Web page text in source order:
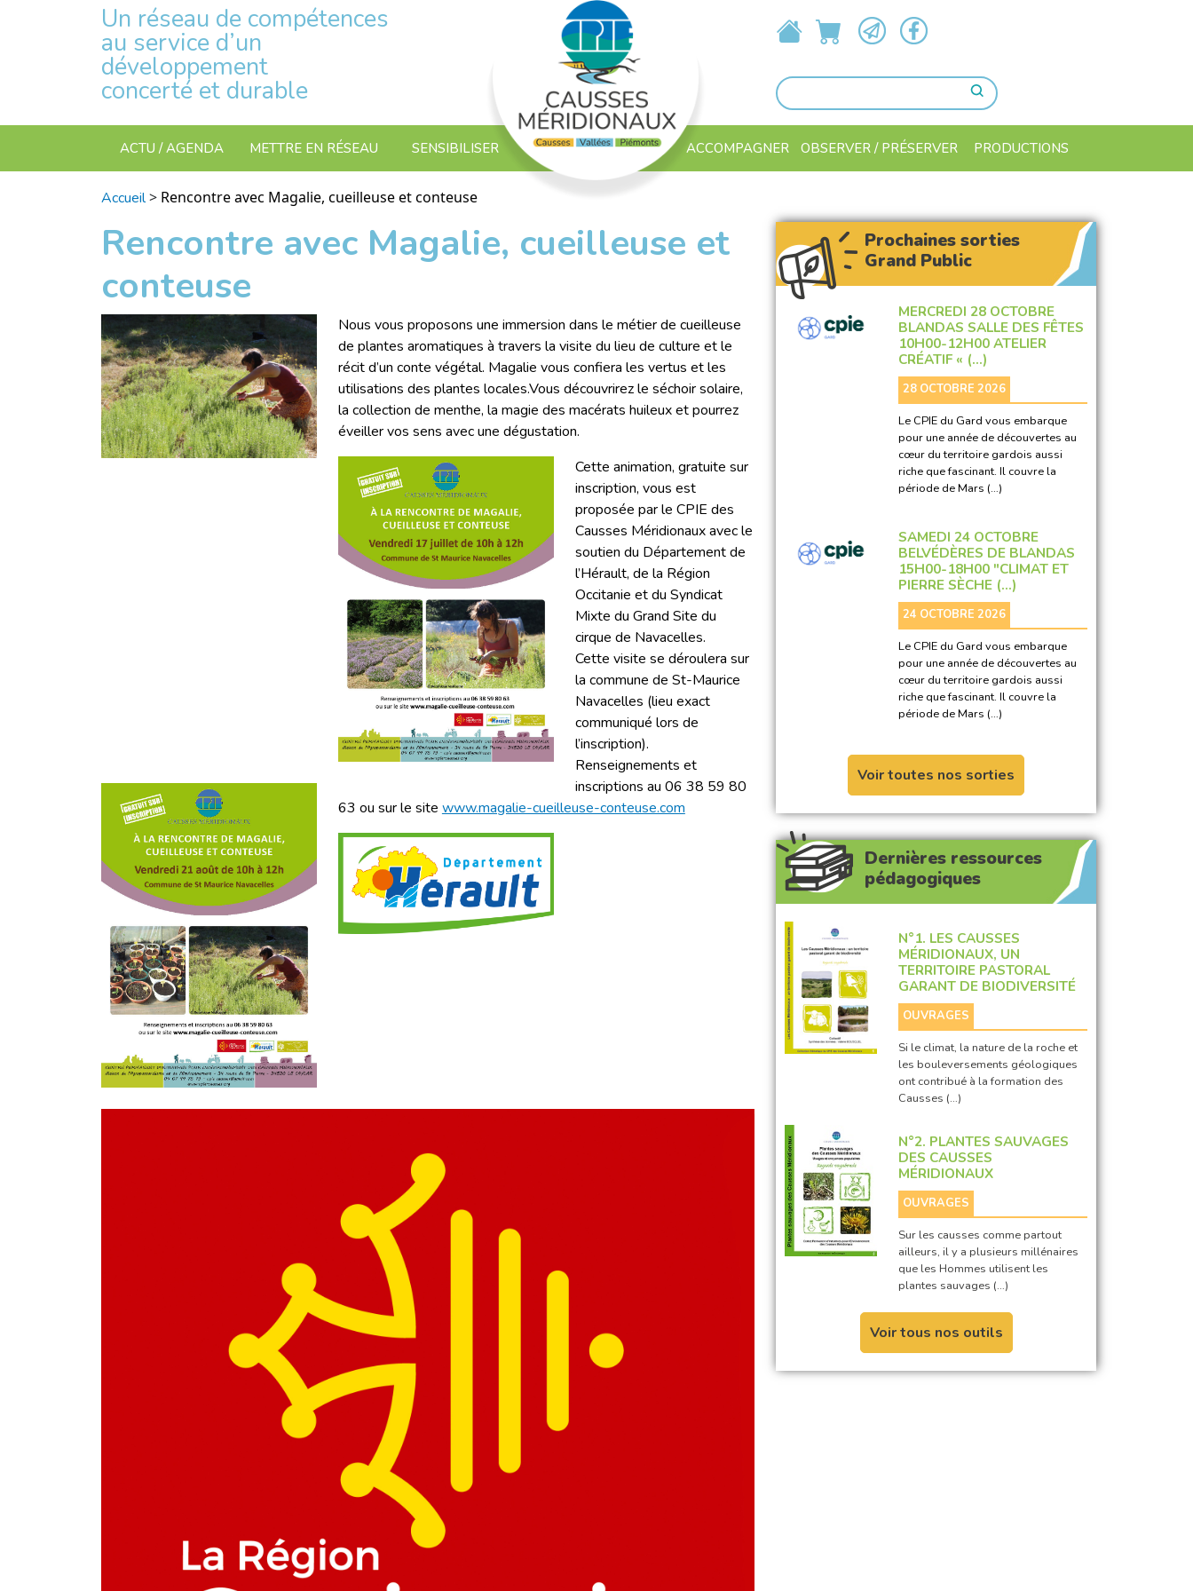
Un réseau de compétences
au service d’un
développement
concerté et durable
ACTU / AGENDA METTRE EN RÉSEAU SENSIBILISER ACCOMPAGNER OBSERVER / PRÉSERVER PRODUCTIONS
Accueil> Rencontre avec Magalie, cueilleuse et conteuse
Rencontre avec Magalie, cueilleuse et
conteuse
Nous vous proposons une immersion dans le métier de cueilleuse
de plantes aromatiques à travers la visite du lieu de culture et le
récit d’un conte végétal. Magalie vous confiera les vertus et les
utilisations des plantes locales.Vous découvrirez le séchoir solaire,
la collection de menthe, la magie des macérats huileux et pourrez
éveiller vos sens avec une dégustation.
Cette animation, gratuite sur
inscription, vous est
proposée par le CPIE des
Causses Méridionaux avec le
soutien du Département de
l’Hérault, de la Région
Occitanie et du Syndicat
Mixte du Grand Site du
cirque de Navacelles.
Cette visite se déroulera sur
la commune de St-Maurice
Navacelles (lieu exact
communiqué lors de
l’inscription).
Renseignements et
inscriptions au 06 38 59 80
63 ou sur le site www.magalie-cueilleuse-conteuse.com
Prochaines sorties
Grand Public
MERCREDI 28 OCTOBRE
BLANDAS SALLE DES FÊTES
10H00-12H00 ATELIER
CRÉATIF « (…)
28 OCTOBRE 2026
Le CPIE du Gard vous embarque
pour une année de découvertes au
cœur du territoire gardois aussi
riche que fascinant. Il couvre la
période de Mars (…)
SAMEDI 24 OCTOBRE
BELVÉDÈRES DE BLANDAS
15H00-18H00 "CLIMAT ET
PIERRE SÈCHE (…)
24 OCTOBRE 2026
Le CPIE du Gard vous embarque
pour une année de découvertes au
cœur du territoire gardois aussi
riche que fascinant. Il couvre la
période de Mars (…)
Voir toutes nos sorties
Dernières ressources
pédagogiques
N°1. LES CAUSSES
MÉRIDIONAUX, UN
TERRITOIRE PASTORAL
GARANT DE BIODIVERSITÉ
OUVRAGES
Si le climat, la nature de la roche et
les bouleversements géologiques
ont contribué à la formation des
Causses (…)
N°2. PLANTES SAUVAGES
DES CAUSSES
MÉRIDIONAUX
OUVRAGES
Sur les causses comme partout
ailleurs, il y a plusieurs millénaires
que les Hommes utilisent les
plantes sauvages (…)
Voir tous nos outils